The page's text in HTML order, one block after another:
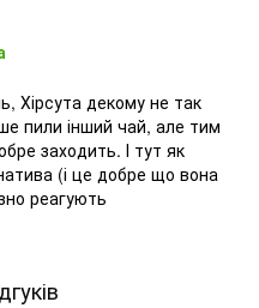
Хірсута декому не так
пили інший чай, але тим
заходить. І тут як
(і це добре що вона
реагують